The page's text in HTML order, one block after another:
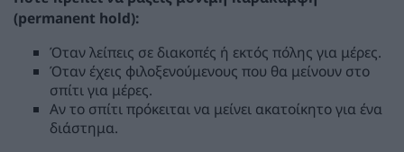
(permanent hold):
Όταν λείπεις σε διακοπές ή εκτός πόλης για μέρες.
Όταν έχεις φιλοξενούμενους που θα μείνουν στο
σπίτι για μέρες.
Αν το σπίτι πρόκειται να μείνει ακατοίκητο για ένα
διάστημα.